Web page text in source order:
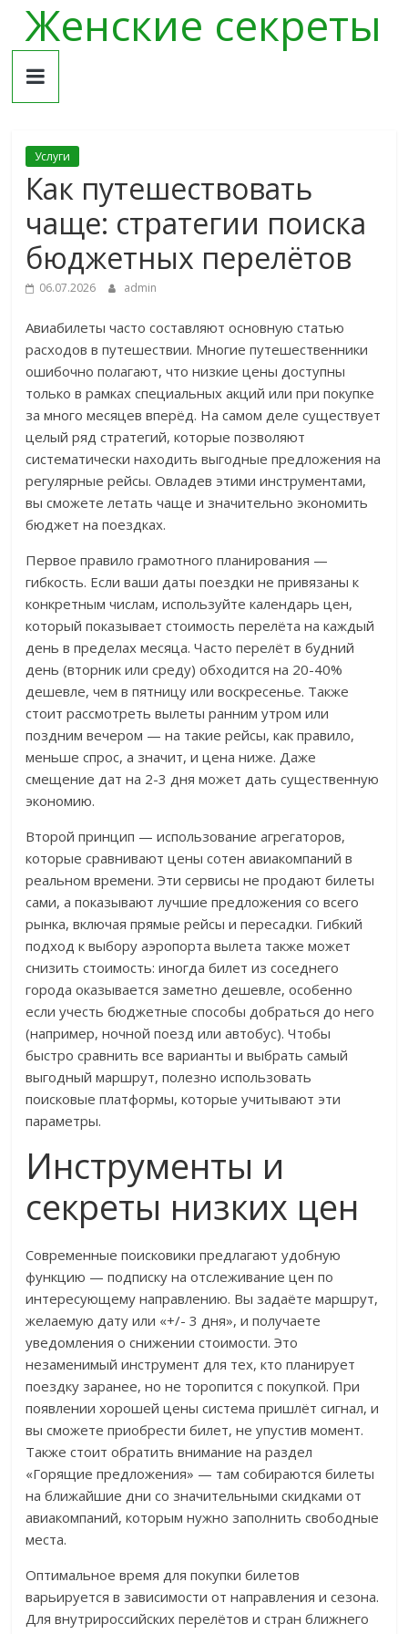
Skip
content
Женские секреты
Услуги
Как путешествовать
чаще: стратегии поиска
бюджетных перелётов
06.07.2026 admin
Авиабилеты часто составляют основную статью
расходов в путешествии. Многие путешественники
ошибочно полагают, что низкие цены доступны
только в рамках специальных акций или при покупке
за много месяцев вперёд. На самом деле существует
целый ряд стратегий, которые позволяют
систематически находить выгодные предложения на
регулярные рейсы. Овладев этими инструментами,
вы сможете летать чаще и значительно экономить
бюджет на поездках.
Первое правило грамотного планирования —
гибкость. Если ваши даты поездки не привязаны к
конкретным числам, используйте календарь цен,
который показывает стоимость перелёта на каждый
день в пределах месяца. Часто перелёт в будний
день (вторник или среду) обходится на 20-40%
дешевле, чем в пятницу или воскресенье. Также
стоит рассмотреть вылеты ранним утром или
поздним вечером — на такие рейсы, как правило,
меньше спрос, а значит, и цена ниже. Даже
смещение дат на 2-3 дня может дать существенную
экономию.
Второй принцип — использование агрегаторов,
которые сравнивают цены сотен авиакомпаний в
реальном времени. Эти сервисы не продают билеты
сами, а показывают лучшие предложения со всего
рынка, включая прямые рейсы и пересадки. Гибкий
подход к выбору аэропорта вылета также может
снизить стоимость: иногда билет из соседнего
города оказывается заметно дешевле, особенно
если учесть бюджетные способы добраться до него
(например, ночной поезд или автобус). Чтобы
быстро сравнить все варианты и выбрать самый
выгодный маршрут, полезно использовать
поисковые платформы, которые учитывают эти
параметры.
Инструменты и
секреты низких цен
Современные поисковики предлагают удобную
функцию — подписку на отслеживание цен по
интересующему направлению. Вы задаёте маршрут,
желаемую дату или «+/- 3 дня», и получаете
уведомления о снижении стоимости. Это
незаменимый инструмент для тех, кто планирует
поездку заранее, но не торопится с покупкой. При
появлении хорошей цены система пришлёт сигнал, и
вы сможете приобрести билет, не упустив момент.
Также стоит обратить внимание на раздел
«Горящие предложения» — там собираются билеты
на ближайшие дни со значительными скидками от
авиакомпаний, которым нужно заполнить свободные
места.
Оптимальное время для покупки билетов
варьируется в зависимости от направления и сезона.
Для внутрироссийских перелётов и стран ближнего